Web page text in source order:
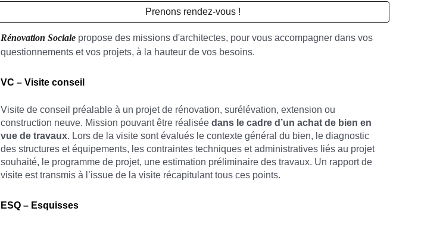
Prenons rendez-vous !
Rénovation Sociale propose des missions d'architectes, pour vous accompagner dans vos
questionnements et vos projets, à la hauteur de vos besoins.
VC – Visite conseil
Visite de conseil préalable à un projet de rénovation, surélévation, extension ou
construction neuve. Mission pouvant être réaliséedans le cadre d’un achat de bien en
vue de travaux. Lors de la visite sont évalués le contexte général du bien, le diagnostic
des structures et équipements, les contraintes techniques et administratives liés au projet
souhaité, le programme de projet, une estimation préliminaire des travaux. Un rapport de
visite est transmis à l’issue de la visite récapitulant tous ces points.
ESQ – Esquisses